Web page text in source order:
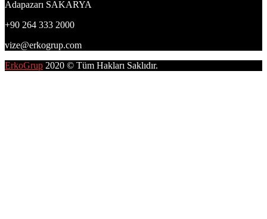
Adapazarı SAKARYA
+90 264 333 2000
vize@erkogrup.com
ErkoGrup 2020 © Tüm Hakları Saklıdır.